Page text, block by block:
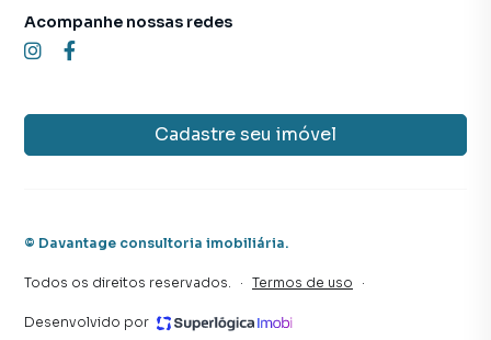
Cadastre seu imóvel
Acompanhe nossas redes
© Davantage consultoria imobiliária.
Todos os direitos reservados. · Termos de uso ·
Desenvolvido por